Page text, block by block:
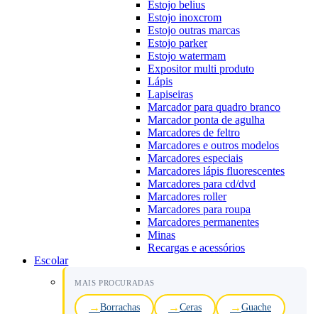
Estojo belius
Estojo inoxcrom
Estojo outras marcas
Estojo parker
Estojo watermam
Expositor multi produto
Lápis
Lapiseiras
Marcador para quadro branco
Marcador ponta de agulha
Marcadores de feltro
Marcadores e outros modelos
Marcadores especiais
Marcadores lápis fluorescentes
Marcadores para cd/dvd
Marcadores roller
Marcadores para roupa
Marcadores permanentes
Minas
Recargas e acessórios
Escolar
MAIS PROCURADAS
Borrachas Ceras Guache